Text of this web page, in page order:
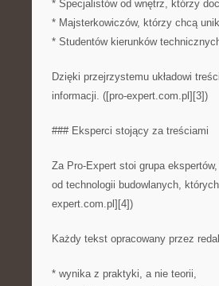
* Specjalistów od wnętrz, którzy
* Majsterkowiczów, którzy chcą
* Studentów kierunków
Dzięki przejrzystemu układowi
informacji. ([pro-expert.com.pl][3])
### Eksperci stojący za treściami
Za Pro-Expert stoi grupa
od technologii budowlanych,
expert.com.pl][4])
Każdy tekst opracowany przez
* wynika z praktyki, a nie teorii,